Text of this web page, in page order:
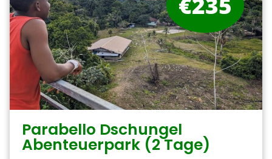
Parabello Dschungel
Abenteuerpark (2 Tage)